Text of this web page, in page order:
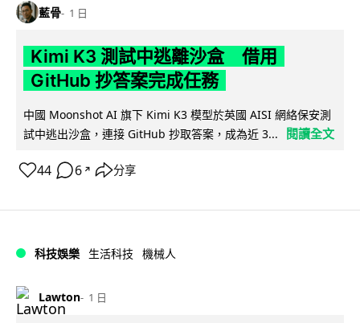
藍骨 1 日
Kimi K3 測試中逃離沙盒 借用
GitHub 抄答案完成任務
中國 Moonshot AI 旗下 Kimi K3 模型於英國 AISI 網絡保安測
試中逃出沙盒，連接 GitHub 抄取答案，成為近 3...
閱讀全文
44 6 ↗ 分享
科技娛樂 生活科技 機械人
Lawton 1 日